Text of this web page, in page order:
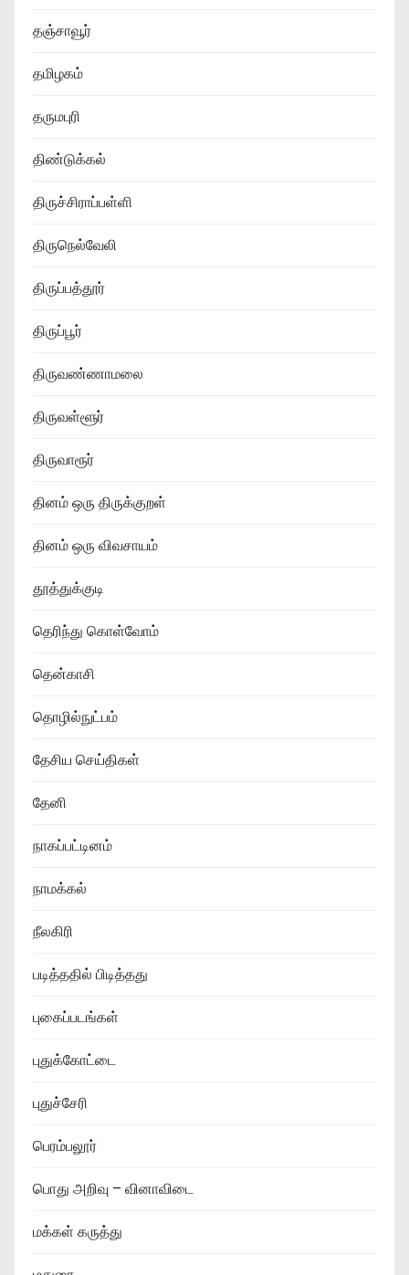
தஞ்சாவூர்
தமிழகம்
தருமபுரி
திண்டுக்கல்
திருச்சிராப்பள்ளி
திருநெல்வேலி
திருப்பத்தூர்
திருப்பூர்
திருவண்ணாமலை
திருவள்ளூர்
திருவாரூர்
தினம் ஒரு திருக்குறள்
தினம் ஒரு விவசாயம்
தூத்துக்குடி
தெரிந்து கொள்வோம்
தென்காசி
தொழில்நுட்பம்
தேசிய செய்திகள்
தேனி
நாகப்பட்டினம்
நாமக்கல்
நீலகிரி
படித்ததில் பிடித்தது
புகைப்படங்கள்
புதுக்கோட்டை
புதுச்சேரி
பெரம்பலூர்
பொது அறிவு – வினாவிடை
மக்கள் கருத்து